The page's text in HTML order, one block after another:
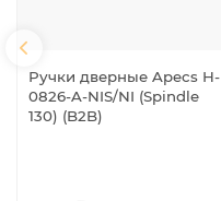
Ручки дверные Apecs H-
0826-A-NIS/NI (Spindle
130) (B2B)